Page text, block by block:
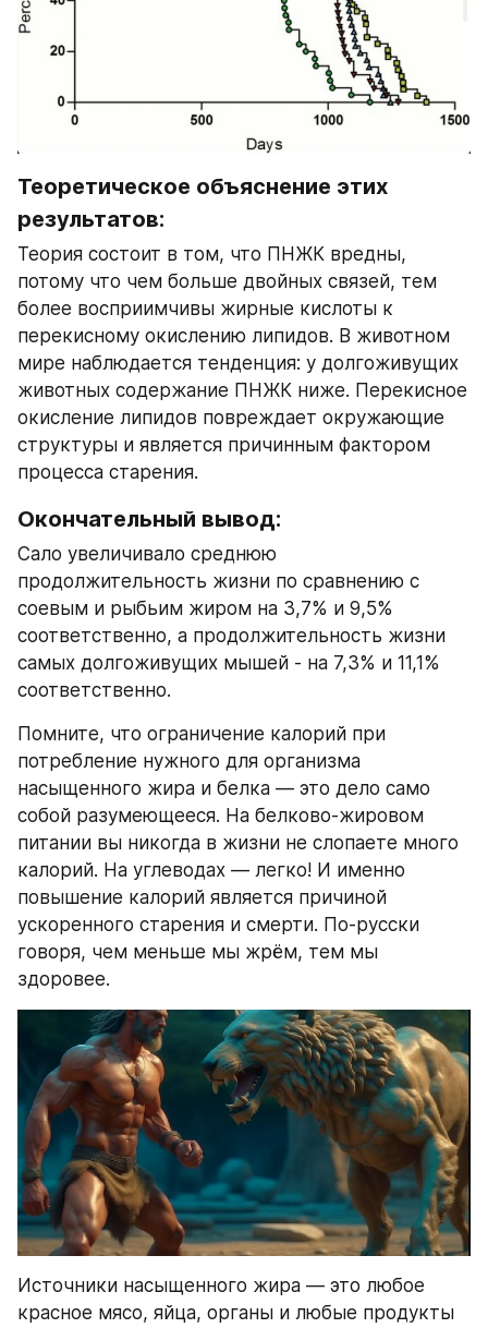
Теоретическое объяснение этих
результатов:
Теория состоит в том, что ПНЖК вредны,
потому что чем больше двойных связей, тем
более восприимчивы жирные кислоты к
перекисному окислению липидов. В животном
мире наблюдается тенденция: у долгоживущих
животных содержание ПНЖК ниже. Перекисное
окисление липидов повреждает окружающие
структуры и является причинным фактором
процесса старения.
Окончательный вывод:
Сало увеличивало среднюю
продолжительность жизни по сравнению с
соевым и рыбьим жиром на 3,7% и 9,5%
соответственно, а продолжительность жизни
самых долгоживущих мышей - на 7,3% и 11,1%
соответственно.
Помните, что ограничение калорий при
потребление нужного для организма
насыщенного жира и белка — это дело само
собой разумеющееся. На белково-жировом
питании вы никогда в жизни не слопаете много
калорий. На углеводах — легко! И именно
повышение калорий является причиной
ускоренного старения и смерти. По-русски
говоря, чем меньше мы жрём, тем мы
здоровее.
Источники насыщенного жира — это любое
красное мясо, яйца, органы и любые продукты